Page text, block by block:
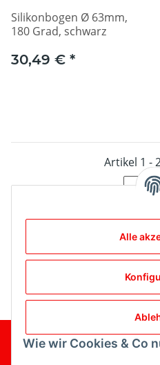
Silikonbogen Ø 63mm,
180 Grad, schwarz
30,49 € *
Artikel 1 -
Seite
Kategorien
Gesetzliche Informationen
Alle
Wie wir Cookies & Co